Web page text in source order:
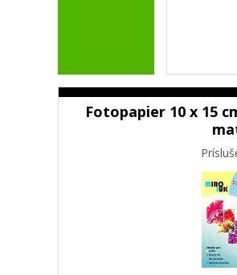
Fotopapier 10 x 15